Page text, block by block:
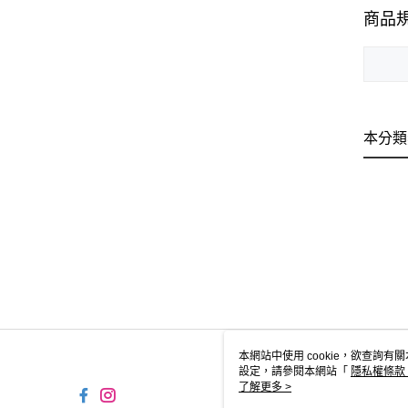
商品
本分
本網站中使用 cookie，欲查詢有
設定，請參閱本網站「 隱私權條款
使用 cookie。
了解更多 >